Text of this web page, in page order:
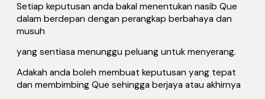
Setiap keputusan anda bakal menentukan nasib Que
dalam berdepan dengan perangkap berbahaya dan
musuh
yang sentiasa menunggu peluang untuk menyerang.
Adakah anda boleh membuat keputusan yang tepat
dan membimbing Que sehingga berjaya atau akhirnya